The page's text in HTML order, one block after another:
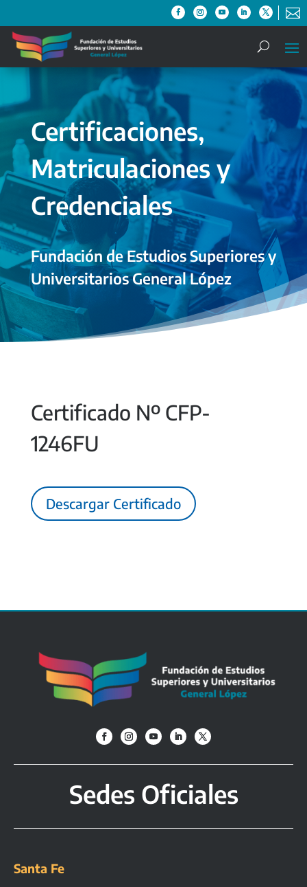

Certificaciones,
Matriculaciones y
Credenciales
Fundación de Estudios Superiores y
Universitarios General López
Certificado Nº CFP-
1246FU
Descargar Certificado
Sedes Oficiales
Santa Fe